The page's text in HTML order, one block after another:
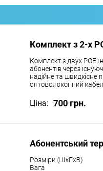
Комплект з 2-х
Комплект з двух POE-
абонентів через
надійне та швидкісне
оптоволоконний
Ціна: 700 грн.
Абонентський
Розміри (ШxГxВ)
Вага